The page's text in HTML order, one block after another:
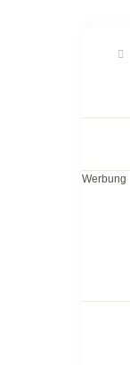
Werbung